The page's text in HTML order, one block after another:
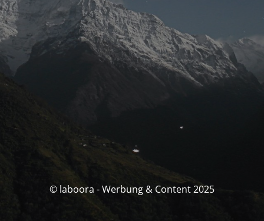
© laboora - Werbung & Content 2025